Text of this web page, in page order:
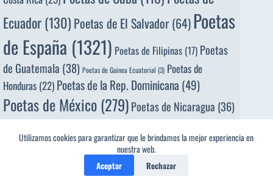
Utilizamos cookies para garantizar que le brindamos la mejor experiencia en
nuestra web.
Aceptar Rechazar
Ecuador(130) Poetas de El Salvador(64)Poetas
de España (1321) Poetas de Filipinas (17) Poetas
de Guatemala (38) Poetas de Guinea Ecuatorial (3) Poetas de
Honduras (22) Poetas de la Rep. Dominicana (49)
Poetas de México(279)Poetas de Nicaragua (36)
Poetas
de Perú(105)Poetas de Puerto Rico(34) Poetas de
Poetas de Venezuela(113)